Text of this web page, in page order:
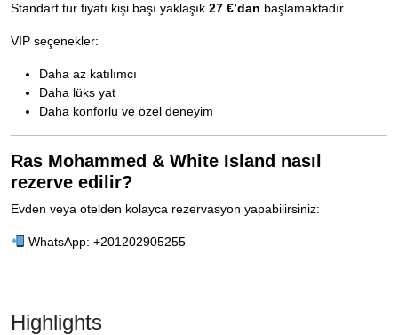
Standart tur fiyatı kişi başı yaklaşık 27 €’dan başlamaktadır.
VIP seçenekler:
Daha az katılımcı
Daha lüks yat
Daha konforlu ve özel deneyim
Ras Mohammed & White Island nasıl
rezerve edilir?
Evden veya otelden kolayca rezervasyon yapabilirsiniz:
WhatsApp: +201202905255
Highlights